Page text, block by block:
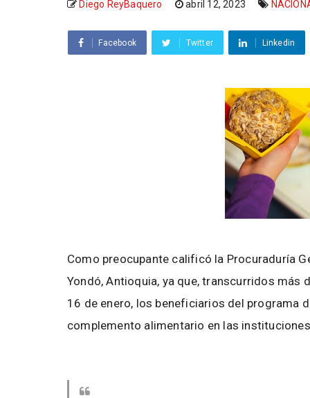
Diego ReyBaquero abril 12, 2023
Facebook Twitter Linkedin
Como preocupante calificó la Procuraduría
Yondó, Antioquia, ya que, transcurridos más
16 de enero, los beneficiarios del programa
complemento alimentario en las